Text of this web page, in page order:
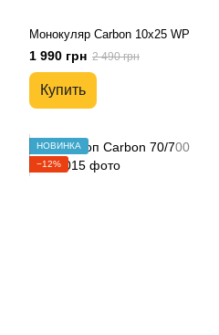
Монокуляр Carbon 10х25 WP
1 990 грн 2 490 грн
Купить
НОВИНКА
−12%